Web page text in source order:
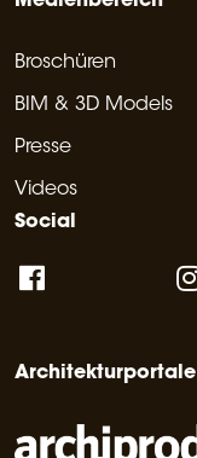
Broschüren
BIM & 3D Models
Presse
Videos
Social
Architekturportale